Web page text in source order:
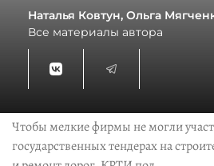
Наталья Ковтун, Ольга
Все материалы автора
Чтобы мелкие фирмы не могли
государственных тендерах на